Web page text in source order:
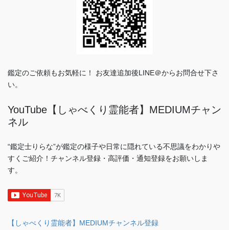
鑑定のご依頼もお気軽に！ お友達追加後LINE＠からお問合せ下さ
い。
YouTube【しゃべくり霊能者】MEDIUMチャン
ネル
“鑑定士りらな”が鑑定の様子や日常に隠れている不思議をわかりや
すくご紹介！チャンネル登録・高評価・通知登録をお願いしま
す。
【しゃべくり霊能者】MEDIUMチャンネル登録